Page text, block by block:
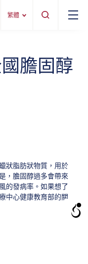
繁體
膽固醇
狀脂肪狀物質，用於
，膽固醇過多會帶來
的發病率。如果想了
中心健康教育部的關